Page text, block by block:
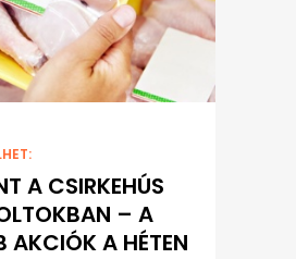
A CSIRKEHÚS
– A
AKCIÓK A HÉTEN